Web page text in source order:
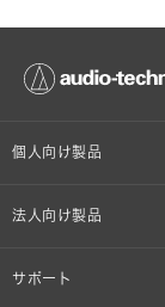
個人向け製品
オンラインストア限定
法人向け製品
設備音響機器
サポート